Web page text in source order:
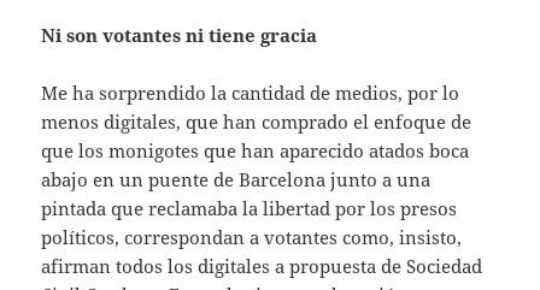
Ni son votantes ni tiene gracia
Me ha sorprendido la cantidad de medios, por lo
menos digitales, que han comprado el enfoque de
que los monigotes que han aparecido atados boca
abajo en un puente de Barcelona junto a una
pintada que reclamaba la libertad por los presos
políticos, correspondan a votantes como, insisto,
afirman todos los digitales a propuesta de Sociedad